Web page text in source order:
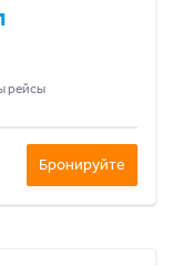
рейсы
Бронируйте